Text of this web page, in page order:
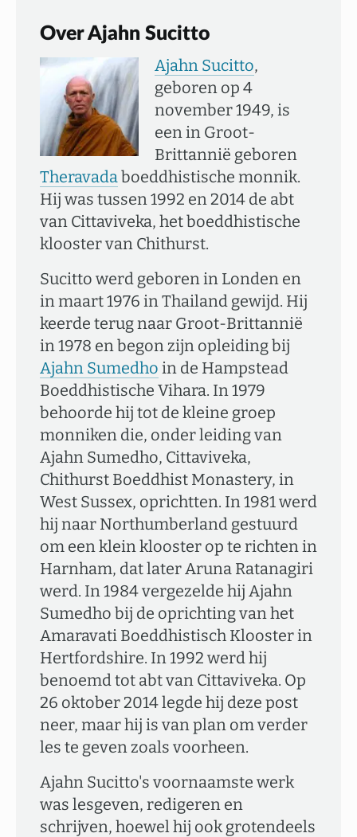
Over Ajahn Sucitto
Ajahn Sucitto,
geboren op 4
november 1949, is
een in Groot-
Brittannië geboren
Theravadaboeddhistische monnik.
Hij was tussen 1992 en 2014 de abt
van Cittaviveka, het boeddhistische
klooster van Chithurst.
Sucitto werd geboren in Londen en
in maart 1976 in Thailand gewijd. Hij
keerde terug naar Groot-Brittannië
in 1978 en begon zijn opleiding bij
Ajahn Sumedho in de Hampstead
Boeddhistische Vihara. In 1979
behoorde hij tot de kleine groep
monniken die, onder leiding van
Ajahn Sumedho, Cittaviveka,
Chithurst Boeddhist Monastery, in
West Sussex, oprichtten. In 1981 werd
hij naar Northumberland gestuurd
om een klein klooster op te richten in
Harnham, dat later Aruna Ratanagiri
werd. In 1984 vergezelde hij Ajahn
Sumedho bij de oprichting van het
Amaravati Boeddhistisch Klooster in
Hertfordshire. In 1992 werd hij
benoemd tot abt van Cittaviveka. Op
26 oktober 2014 legde hij deze post
neer, maar hij is van plan om verder
les te geven zoals voorheen.
Ajahn Sucitto's voornaamste werk
was lesgeven, redigeren en
schrijven, hoewel hij ook grotendeels